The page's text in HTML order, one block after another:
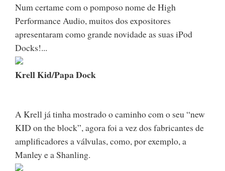
Num certame com o pomposo nome de High
Performance Audio, muitos dos expositores
apresentaram como grande novidade as suas iPod
Docks!...
Krell Kid/Papa Dock
A Krell já tinha mostrado o caminho com o seu “new
KID on the block”, agora foi a vez dos fabricantes de
amplificadores a válvulas, como, por exemplo, a
Manley e a Shanling.